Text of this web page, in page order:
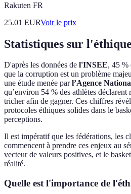
Rakuten FR
25.01 EURVoir le prix
Statistiques sur
D'après les données de l'INSEE, 45 %
que la corruption est un problème
une étude menée parl’Agence
qu’environ 54 % des athlètes déclarent
tricher afin de gagner. Ces chiffres
protocoles éthiques solides dans le
perceptions.
Il est impératif que les fédérations, les
commencent à prendre ces enjeux au
vecteur de valeurs positives, et le
réalité.
Quelle est l'importance de